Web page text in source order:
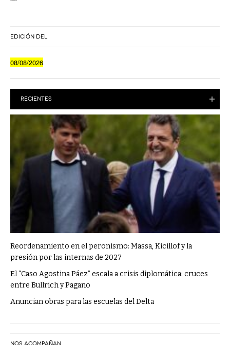
EDICIÓN DEL
08/08/2026
RECIENTES
Reordenamiento en el peronismo: Massa, Kicillof y la
presión por las internas de 2027
El “Caso Agostina Páez” escala a crisis diplomática: cruces
entre Bullrich y Pagano
Anuncian obras para las escuelas del Delta
NOS ACOMPAÑAN